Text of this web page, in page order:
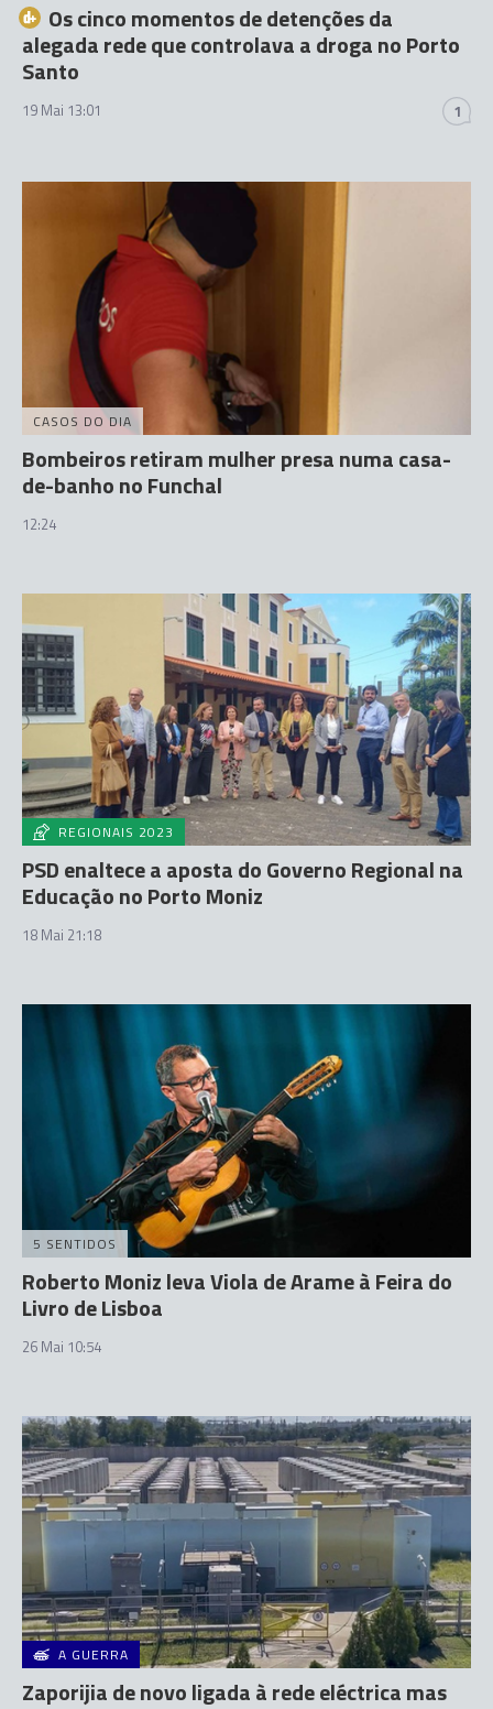
Os cinco momentos de detenções da
alegada rede que controlava a droga no Porto
Santo
19 Mai 13:01 1
CASOS DO DIA
Bombeiros retiram mulher presa numa casa-
de-banho no Funchal
12:24
REGIONAIS 2023
PSD enaltece a aposta do Governo Regional na
Educação no Porto Moniz
18 Mai 21:18
5 SENTIDOS
Roberto Moniz leva Viola de Arame à Feira do
Livro de Lisboa
26 Mai 10:54
A GUERRA
Zaporijia de novo ligada à rede eléctrica mas